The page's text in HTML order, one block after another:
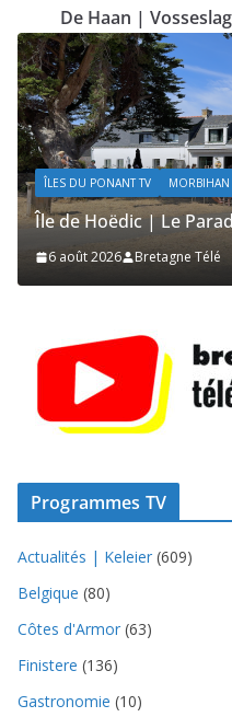
De Haan |
ACTUALITÉS | KELEIER
Île de Hoëdic | Le
2 août 2026 Bretagne
Programmes TV
Actualités | Keleier (609)
Belgique (80)
Côtes d'Armor (63)
Finistere (136)
Gastronomie (10)